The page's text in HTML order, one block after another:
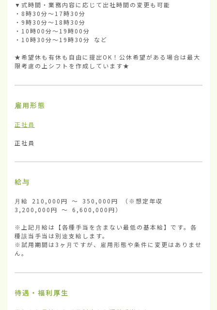
▼式時間・業務内容に応じて出社時間の変更も可能
・8時30分～17時30分
・9時30分～18時30分
・10時00分～19時00分
・10時30分～19時30分 など
★希望休も有休も自由に提出OK！公休希望がある場合は最大
限考慮の上シフトを作成しています★
雇用形態
正社員
正社員
給与
月給 210,000円 ～ 350,000円 （※想定年収
3,200,000円 ～ 6,600,000円）
※上記月給は【各種手当を含まない最低の基本給】です。各
種該当手当は別途支給します。
※試用期間は3ヶ月ですが、雇用形態や条件に変更はありませ
ん。
待遇・福利厚生